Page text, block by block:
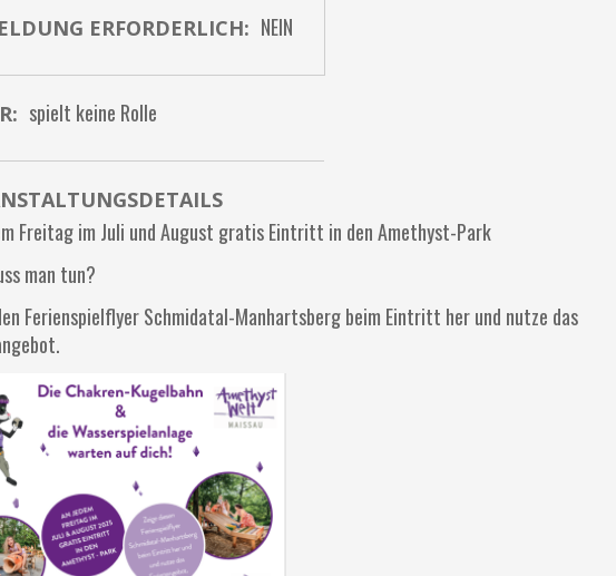
ERFORDERLICH: NEIN
spielt keine Rolle
Freitag im Juli und August gratis Eintritt in den Amethyst-Park
man tun?
Ferienspielflyer Schmidatal-Manhartsberg beim Eintritt her und nutze das